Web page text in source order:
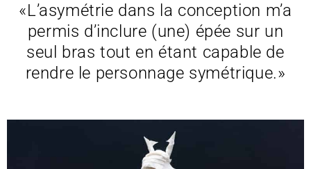
«L’asymétrie dans la conception m’a
permis d’inclure (une) épée sur un
seul bras tout en étant capable de
rendre le personnage symétrique.»